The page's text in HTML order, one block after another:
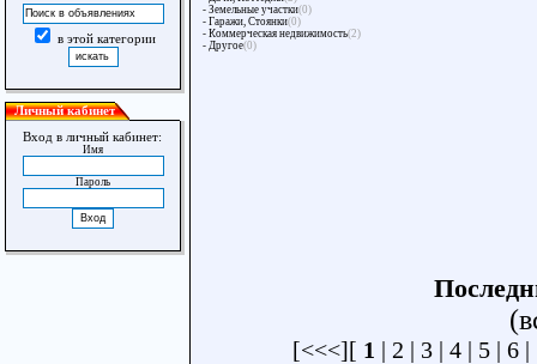
в этой категории
Личный кабинет
Вход в личный кабинет:
Имя
Пароль
- Земельные участки(0)
- Гаражи, Стоянки(0)
- Коммерческая недвижимость(2)
- Другое(0)
[<<<][ 1 | 2 | 3 |4 | 5 |6 |